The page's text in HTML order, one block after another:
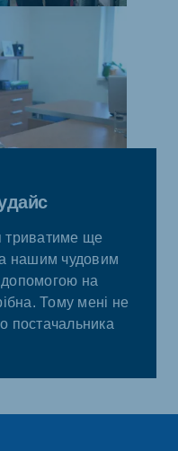
триватиме ще
нашим чудовим
на
Тому мені не
постачальника